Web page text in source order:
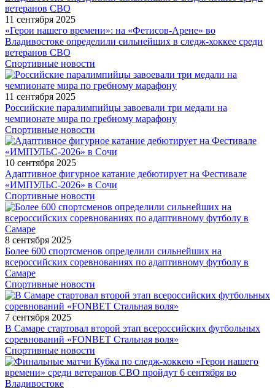
11 сентября 2025
«Герои нашего времени»: на «Фетисов-Арене» во
Владивостоке определили сильнейших в следж-хоккее среди
ветеранов СВО
Спортивные новости
11 сентября 2025
Российские паралимпийцы завоевали три медали на
чемпионате мира по гребному марафону
Спортивные новости
10 сентября 2025
Адаптивное фигурное катание дебютирует на Фестивале
«ИМПУЛЬС-2026» в Сочи
Спортивные новости
8 сентября 2025
Более 600 спортсменов определили сильнейших на
всероссийских соревнованиях по адаптивному футболу в
Самаре
Спортивные новости
7 сентября 2025
В Самаре стартовал второй этап всероссийских футбольных
соревнований «FONBET Стальная воля»
Спортивные новости